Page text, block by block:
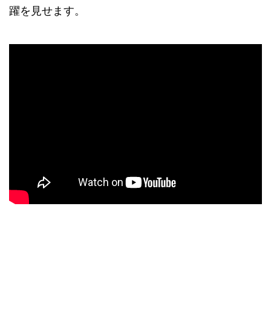
躍を見せます。